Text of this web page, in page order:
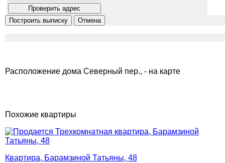
Расположение дома Северный пер., - на карте
Похожие квартиры
Квартира, Барамзиной Татьяны, 48